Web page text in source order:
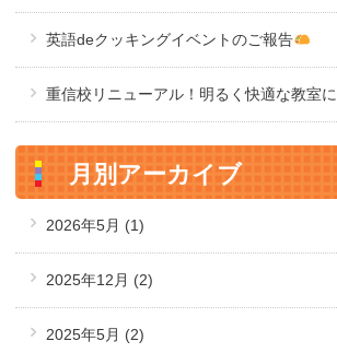
英語deクッキングイベントのご報告
重信校リニューアル！明るく快適な教室に
月別アーカイブ
2026年5月 (1)
2025年12月 (2)
2025年5月 (2)